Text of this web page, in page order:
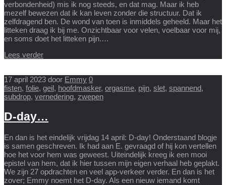
verbondenheid) mis ik nog steeds, en dat mag. Maar ik heb
mezelf bewezen dat ik kan leven zonder die structuur. Dat ik
zelfdragend ben. De wond van toen is inmiddels geheeld. Maar het
litteken draag ik bij me. Onzichtbaar voor velen, voelbaar voor mij,
en soms doet het litteken pijn.…
Lees verder
17 april 2023 door Emmy 0
fisten, folie, geil, hoofdmasker, orgasme, pijn, slet, spannend,
subdrop, vernedering, zwepen
D-day…
En dan is het eindelijk vrijdag 14 april: D-day! Onderstaand blogje
is samen geschreven. Ik had aan E. gevraagd of hij kon vertellen
hoe het voor hem was geweest. Uiteindelijk kreeg ik een mooi
epistel van hem, dat ik hier tussen mijn eigen verhaal heb geplakt.
We zijn 27 opdrachten en veel app-verkeer verder. En dan is het
zover; Emmy noemt het D-day. Als een nieuw iemand komt